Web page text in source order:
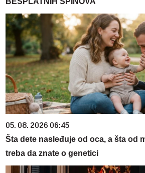
05. 08. 2026 06:45
Šta dete nasleđuje od oca, a šta od
treba da znate o genetici